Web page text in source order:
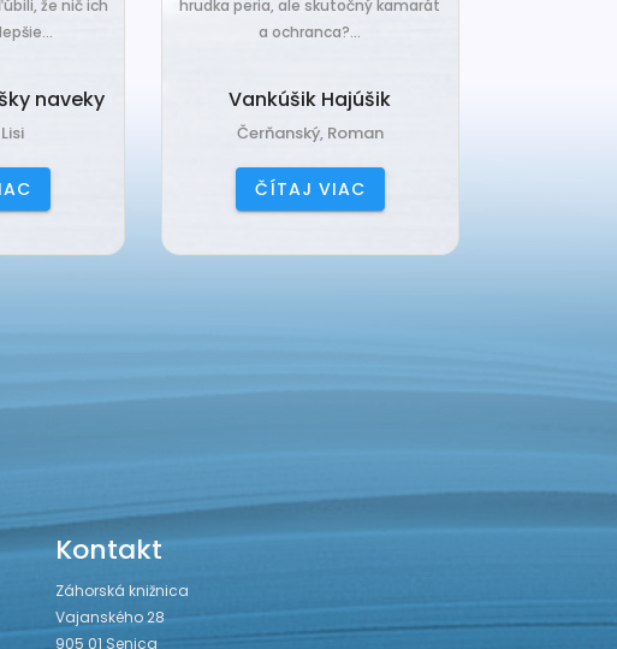
že nič ich
naveky
hrudka peria, ale skutočný kamarát
a ochranca?...
Vankúšik Hajúšik
Čerňanský, Roman
ČÍTAJ VIAC
Kontakt
Záhorská knižnica
Vajanského 28
905 01 Senica